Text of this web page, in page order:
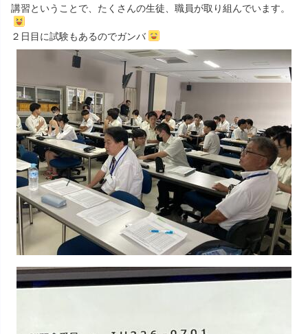
講習ということで、たくさんの生徒、職員が取り組んでいます。
２日目に試験もあるのでガンバ